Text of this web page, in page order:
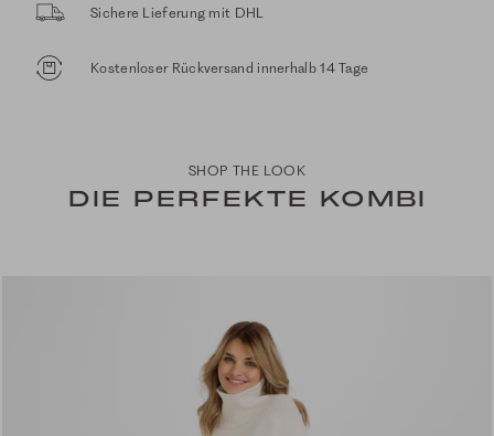
Sichere Lieferung mit DHL
Kostenloser Rückversand innerhalb 14 Tage
SHOP THE LOOK
DIE PERFEKTE KOMBI